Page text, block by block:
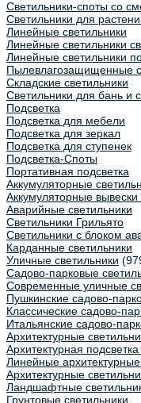
Светильники-споты со
Светильники для
Линейные светильники
Линейные светильники
Линейные светильники
Пылевлагозащищенные
Складские светильники
Светильники для бань и
Подсветка
Подсветка для мебели
Подсветка для зеркал
Подсветка для ступенек
Подсветка-Споты
Портативная подсветка
Аккумуляторные
Аккумуляторные вывески
Аварийные светильники
Светильники Грильято
Светильники с блоком
Карданные светильники
Уличные светильники
Садово-парковые
Современные уличные
Пушкинские садово-
Классические садово-
Итальянские садово-
Архитектурные
Архитектурная
Линейные архитектурные
Архитектурные
Ландшафтные
Грунтовые светильники